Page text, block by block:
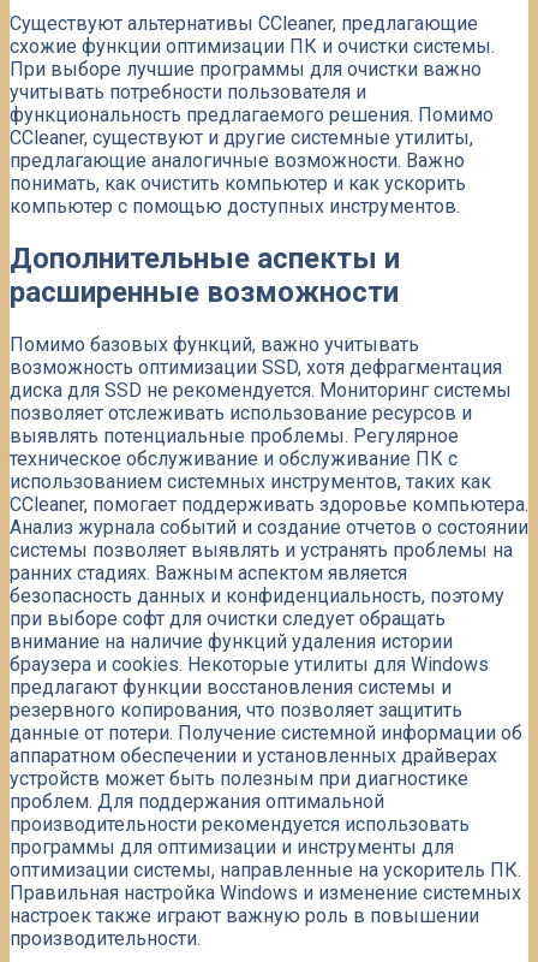
Существуют альтернативы CCleaner, предлагающие
схожие функции оптимизации ПК и очистки системы.
При выборе лучшие программы для очистки важно
учитывать потребности пользователя и
функциональность предлагаемого решения. Помимо
CCleaner, существуют и другие системные утилиты,
предлагающие аналогичные возможности. Важно
понимать, как очистить компьютер и как ускорить
компьютер с помощью доступных инструментов.
Дополнительные аспекты и
расширенные возможности
Помимо базовых функций, важно учитывать
возможность оптимизации SSD, хотя дефрагментация
диска для SSD не рекомендуется. Мониторинг системы
позволяет отслеживать использование ресурсов и
выявлять потенциальные проблемы. Регулярное
техническое обслуживание и обслуживание ПК с
использованием системных инструментов, таких как
CCleaner, помогает поддерживать здоровье компьютера.
Анализ журнала событий и создание отчетов о состоянии
системы позволяет выявлять и устранять проблемы на
ранних стадиях. Важным аспектом является
безопасность данных и конфиденциальность, поэтому
при выборе софт для очистки следует обращать
внимание на наличие функций удаления истории
браузера и cookies. Некоторые утилиты для Windows
предлагают функции восстановления системы и
резервного копирования, что позволяет защитить
данные от потери. Получение системной информации об
аппаратном обеспечении и установленных драйверах
устройств может быть полезным при диагностике
проблем. Для поддержания оптимальной
производительности рекомендуется использовать
программы для оптимизации и инструменты для
оптимизации системы, направленные на ускоритель ПК.
Правильная настройка Windows и изменение системных
настроек также играют важную роль в повышении
производительности.